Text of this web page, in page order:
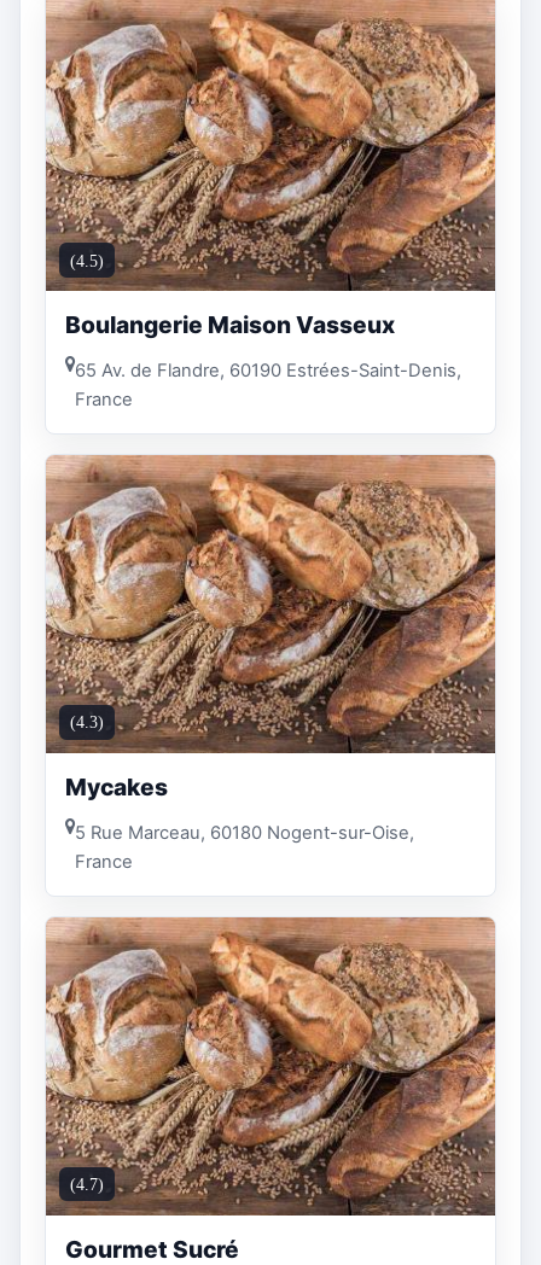
(4.5)
Boulangerie Maison Vasseux
65 Av. de Flandre, 60190 Estrées-Saint-Denis,
France
(4.3)
Mycakes
5 Rue Marceau, 60180 Nogent-sur-Oise,
France
(4.7)
Gourmet Sucré